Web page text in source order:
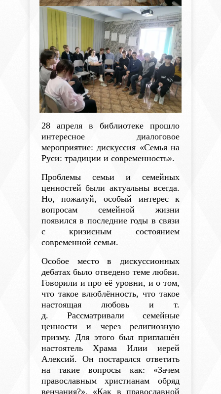
28 апреля в библиотеке прошло
интересное диалоговое
мероприятие: дискуссия «Семья на
Руси: традиции и современность».
Проблемы семьи и семейных
ценностей были актуальны всегда.
Но, пожалуй, особый интерес к
вопросам семейной жизни
появился в последние годы в связи
с кризисным состоянием
современной семьи.
Особое место в дискуссионных
дебатах было отведено теме любви.
Говорили и про её уровни, и о том,
что такое влюблённость, что такое
настоящая любовь и т.
д. Рассматривали семейные
ценности и через религиозную
призму. Для этого был приглашён
настоятель Храма Илии иерей
Алексий. Он постарался ответить
на такие вопросы как: «Зачем
православным христианам обряд
венчания?», «Как в православной